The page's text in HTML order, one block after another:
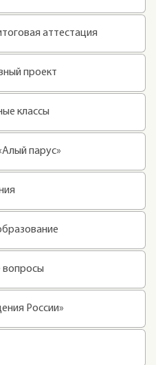
аттестация
проект
классы
парус»
вопросы
России»